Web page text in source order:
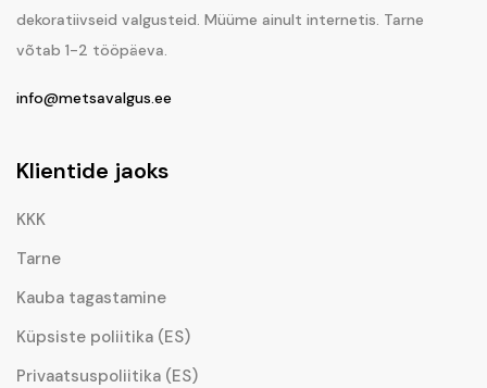
dekoratiivseid valgusteid. Müüme ainult internetis. Tarne
võtab 1-2 tööpäeva.
info@metsavalgus.ee
Klientide jaoks
KKK
Tarne
Kauba tagastamine
Küpsiste poliitika (ES)
Privaatsuspoliitika (ES)